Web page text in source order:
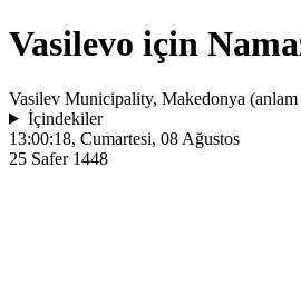
Vasilevo için
Vasilev Municipality, Makedonya (anlam
İçindekiler
13:00:18, Cumartesi, 08 Ağustos
25 Safer 1448